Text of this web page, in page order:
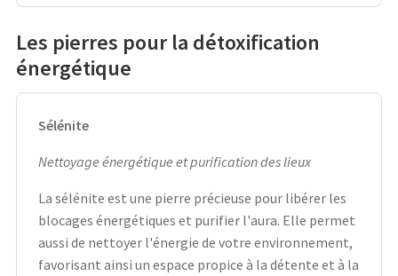
Les pierres pour la détoxification
énergétique
Sélénite
Nettoyage énergétique et purification des lieux
La sélénite est une pierre précieuse pour libérer les
blocages énergétiques et purifier l'aura. Elle permet
aussi de nettoyer l'énergie de votre environnement,
favorisant ainsi un espace propice à la détente et à la